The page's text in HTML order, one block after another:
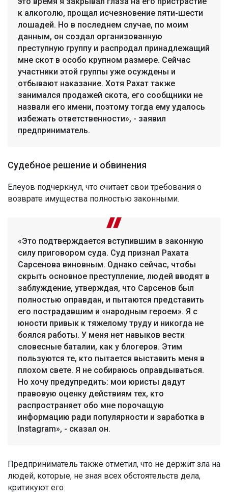
к алкоголю, прощал исчезновение пяти-шести
лошадей. Но в последнем случае, по моим
данным, он создал организованную
преступную группу и распродал принадлежащий
мне скот в особо крупном размере. Сейчас
участники этой группы уже осуждены и
отбывают наказание. Хотя Рахат также
занимался продажей скота, его сообщники не
назвали его имени, поэтому тогда ему удалось
избежать ответственности», - заявил
предприниматель.
Судебное решение и обвинения
Елеуов подчеркнул, что считает свои требования о
возврате имущества полностью законными.
«Это подтверждается вступившим в законную
силу приговором суда. Суд признал Рахата
Сарсенова виновным. Однако сейчас, чтобы
скрыть основное преступление, людей вводят в
заблуждение, утверждая, что Сарсенов был
полностью оправдан, и пытаются представить
его пострадавшим и «народным героем». Я с
юности привык к тяжелому труду и никогда не
боялся работы. У меня нет навыков вести
словесные баталии, как у блогеров. Этим
пользуются те, кто пытается выставить меня в
плохом свете. Я не собираюсь оправдываться.
Но хочу предупредить: мои юристы дадут
правовую оценку действиям тех, кто
распространяет обо мне порочащую
информацию ради популярности и заработка в
Instagram», - сказал он.
Предприниматель также отметил, что не держит зла на
людей, которые, не зная всех обстоятельств дела,
критикуют его.